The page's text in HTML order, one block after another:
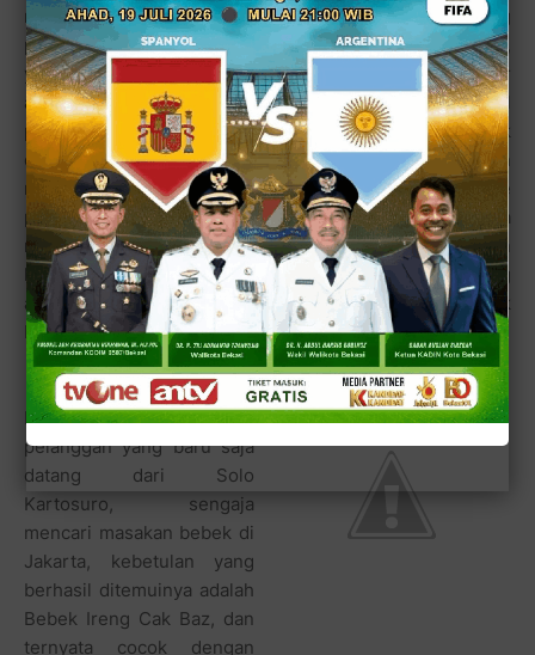
mereka menyumbangkan keahlian mereka di bidang
promosi dan manajemen. Sedangkan masalah penamaan,
ya kebetulan saja yang paling pas dan enak didengar
adalah Cak Baz, kan nama saya Basuki, kalau dipanggil
pakai nama rekan-rekan saya, ya nggak pas dan nggak
enak kedengarannya," katanya membanyol. "Tapi masalah
rasa mendingan biar lebih jelas coba sampeyan nanya ke
pelanggan saja lah!" ujar Cak Baz meminta saya
mewawancarai beberapa pelanggannya. Saya pun
langsung mendekati sekelompok pelanggan yang sedang
asyik menikmati bebek gorengnya yang nyaris tak
bersisa.
Menurut mas Sarno, sang
pelanggan yang baru saja
datang dari Solo
Kartosuro, sengaja
mencari masakan bebek di
Jakarta, kebetulan yang
berhasil ditemuinya adalah
Bebek Ireng Cak Baz, dan
ternyata cocok dengan